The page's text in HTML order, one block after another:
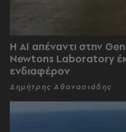
Η AI απέναντι στην
Newtons Laboratory
ενδιαφέρον
Δημήτρης Αθανασιάδης